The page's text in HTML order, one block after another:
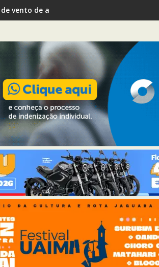
vento de até 80 km/h em Itabirito